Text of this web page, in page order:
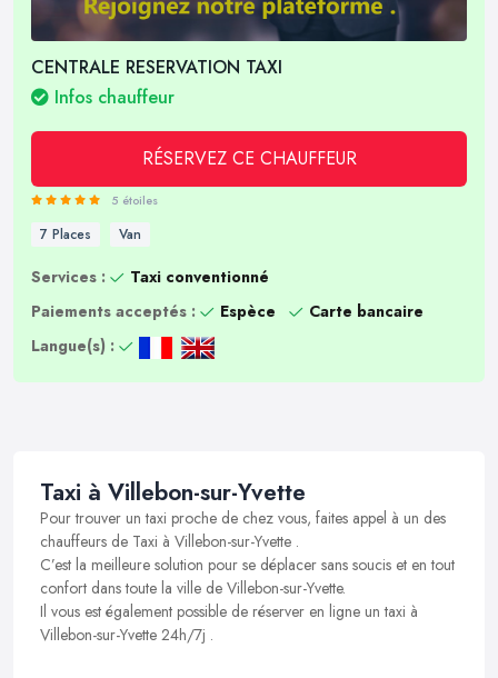
CENTRALE RESERVATION TAXI
Infos chauffeur
RÉSERVEZ CE CHAUFFEUR
5 étoiles
7 Places Van
Services :
Taxi conventionné
Paiements acceptés :
Espèce
Carte bancaire
Langue(s) :
Taxi à Villebon-sur-Yvette
Pour trouver un taxi proche de chez vous, faites appel à un des
chauffeurs de Taxi à Villebon-sur-Yvette .
C’est la meilleure solution pour se déplacer sans soucis et en tout
confort dans toute la ville de Villebon-sur-Yvette.
Il vous est également possible de réserver en ligne un taxi à
Villebon-sur-Yvette 24h/7j .